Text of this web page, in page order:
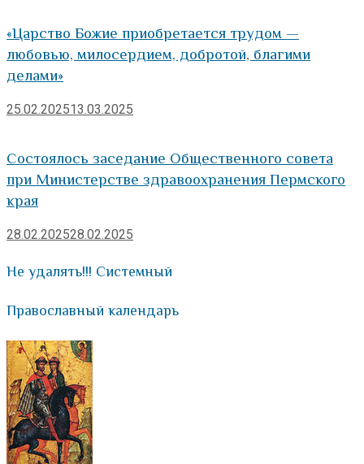
«Царство Божие приобретается трудом —
любовью, милосердием, добротой, благими
делами»
25.02.202513.03.2025
Состоялось заседание Общественного совета
при Министерстве здравоохранения Пермского
края
28.02.202528.02.2025
Не удалять!!! Системный
Православный календарь